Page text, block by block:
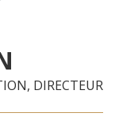
DIRECTEUR